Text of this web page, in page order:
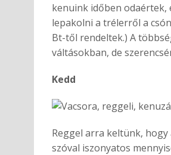
kenuink időben odaértek,
lepakolni a trélerről a
Bt-től rendeltek.) A
váltásokban, de
Kedd
Reggel arra keltünk,
szóval iszonyatos